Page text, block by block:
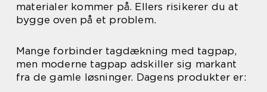
materialer kommer på. Ellers risikerer du at
bygge oven på et problem.
Mange forbinder tagdækning med tagpap,
men moderne tagpap adskiller sig markant
fra de gamle løsninger. Dagens produkter er: